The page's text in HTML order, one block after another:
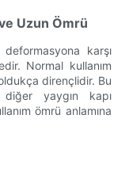
ve Uzun Ömrü
karşı
Normal kullanım
dirençlidir. Bu
yaygın kapı
ömrü anlamına